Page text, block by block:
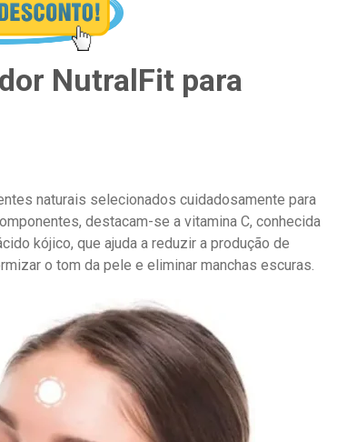
NutralFit para
naturais selecionados cuidadosamente para
destacam-se a vitamina C, conhecida
kójico, que ajuda a reduzir a produção de
o tom da pele e eliminar manchas escuras.